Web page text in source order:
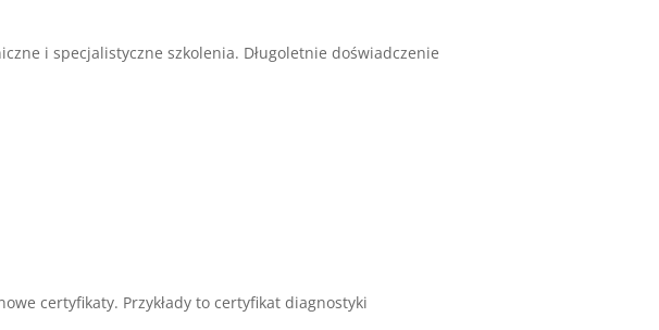
i specjalistyczne szkolenia. Długoletnie doświadczenie
certyfikaty. Przykłady to certyfikat diagnostyki